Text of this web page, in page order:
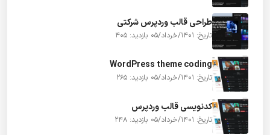
طراحی قالب وردپرس شرکتی
تاریخ: 1401/خرداد/05 بازدید: 405
WordPress theme coding
تاریخ: 1401/خرداد/05 بازدید: 265
کدنویسی قالب وردپرس
تاریخ: 1401/خرداد/05 بازدید: 248